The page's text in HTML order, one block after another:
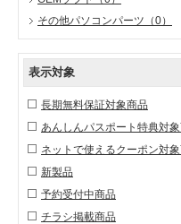
その他パソコンパーツ （0）
表示対象
長期無料保証対象商品
あんしんパスポート特典対
ネットで使えるクーポン対
新製品
予約受付中商品
チラシ掲載商品